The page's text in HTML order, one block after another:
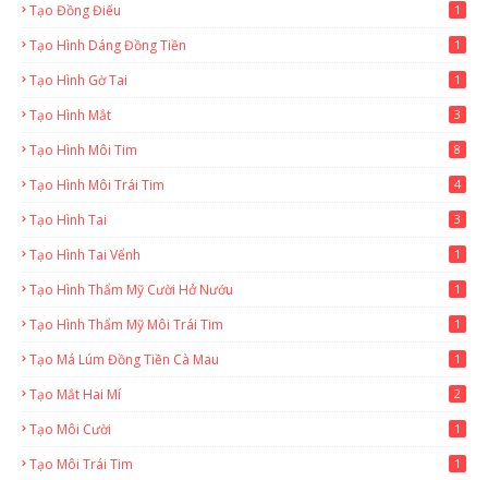
Tạo Đồng Điếu 1
Tạo Hình Dáng Đồng Tiền 1
Tạo Hình Gờ Tai 1
Tạo Hình Mắt 3
Tạo Hình Môi Tim 8
Tạo Hình Môi Trái Tim 4
Tạo Hình Tai 3
Tạo Hình Tai Vểnh 1
Tạo Hình Thẩm Mỹ Cười Hở Nướu 1
Tạo Hình Thẩm Mỹ Môi Trái Tim 1
Tạo Má Lúm Đồng Tiền Cà Mau 1
Tạo Mắt Hai Mí 2
Tạo Môi Cười 1
Tạo Môi Trái Tim 1